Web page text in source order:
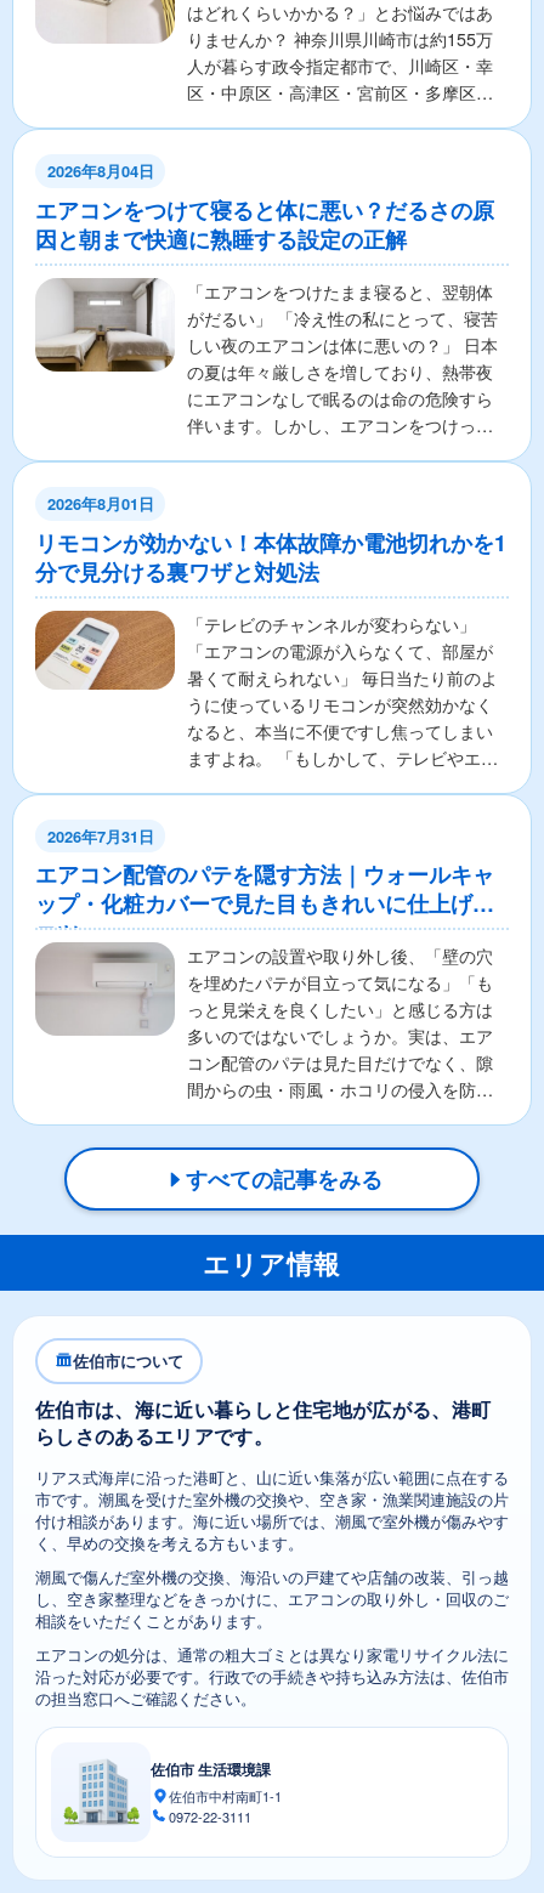
はどれくらいかかる？」とお悩みではあ
りませんか？ 神奈川県川崎市は約155万
人が暮らす政令指定都市で、川崎区・幸
区・中原区・高津区・宮前区・多摩区・
2026年8月04日
エアコンをつけて寝ると体に悪い？だるさの原
因と朝まで快適に熟睡する設定の正解
「エアコンをつけたまま寝ると、翌朝体
がだるい」 「冷え性の私にとって、寝苦
しい夜のエアコンは体に悪いの？」 日本
の夏は年々厳しさを増しており、熱帯夜
にエアコンなしで眠るのは命の危険すら
伴います。しかし、エアコンをつけっぱ
2026年8月01日
リモコンが効かない！本体故障か電池切れかを1
分で見分ける裏ワザと対処法
「テレビのチャンネルが変わらない」
「エアコンの電源が入らなくて、部屋が
暑くて耐えられない」 毎日当たり前のよ
うに使っているリモコンが突然効かなく
なると、本当に不便ですし焦ってしまい
ますよね。 「もしかして、テレビやエア
2026年7月31日
エアコン配管のパテを隠す方法｜ウォールキャ
ップ・化粧カバーで見た目もきれいに仕上げる
コツ
エアコンの設置や取り外し後、「壁の穴
を埋めたパテが目立って気になる」「も
っと見栄えを良くしたい」と感じる方は
多いのではないでしょうか。実は、エア
コン配管のパテは見た目だけでなく、隙
間からの虫・雨風・ホコリの侵入を防ぐ
すべての記事をみる
エリア情報
佐伯市について
佐伯市は、海に近い暮らしと住宅地が広がる、港町
らしさのあるエリアです。
リアス式海岸に沿った港町と、山に近い集落が広い範囲に点在する
市です。潮風を受けた室外機の交換や、空き家・漁業関連施設の片
付け相談があります。海に近い場所では、潮風で室外機が傷みやす
く、早めの交換を考える方もいます。
潮風で傷んだ室外機の交換、海沿いの戸建てや店舗の改装、引っ越
し、空き家整理などをきっかけに、エアコンの取り外し・回収のご
相談をいただくことがあります。
エアコンの処分は、通常の粗大ゴミとは異なり家電リサイクル法に
沿った対応が必要です。行政での手続きや持ち込み方法は、佐伯市
の担当窓口へご確認ください。
佐伯市 生活環境課
佐伯市中村南町1-1
0972-22-3111